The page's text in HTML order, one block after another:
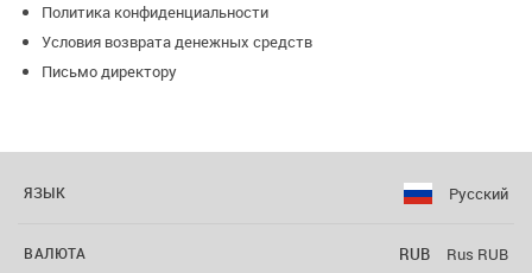
Политика конфиденциальности
Условия возврата денежных средств
Письмо директору
ЯЗЫК Русский
ВАЛЮТА RUB Rus RUB